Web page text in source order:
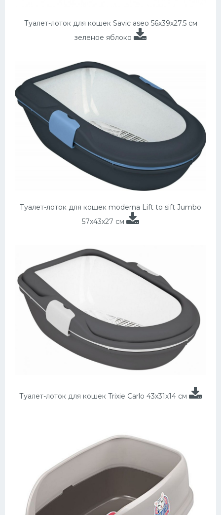
Туалет-лоток для кошек Savic aseo 56х39х27.5 см
зеленое яблоко
Туалет-лоток для кошек moderna Lift to sift Jumbo
57х43х27 см
Туалет-лоток для кошек Trixie Carlo 43х31х14 см